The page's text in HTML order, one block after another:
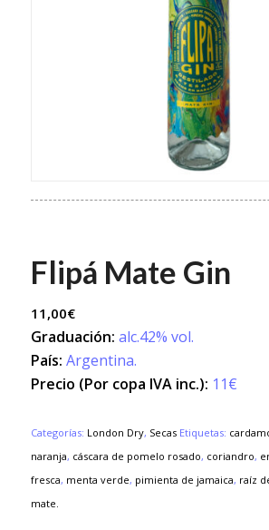
Flipá Mate Gin
11,00€
Graduación: alc.42% vol.
País: Argentina.
Precio (Por copa IVA inc.): 11€
Categorías: London Dry, Secas Etiquetas:
naranja, cáscara de pomelo rosado, coriandro,
fresca, menta verde, pimienta de jamaica, raíz
mate.